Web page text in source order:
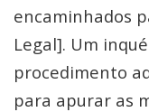
encaminhados
Legal]. Um
procedimento
para apurar as